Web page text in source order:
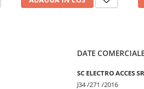
DATE
SC ELECTRO ACCES
J34 /271 /2016